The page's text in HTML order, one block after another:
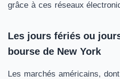
grâce à ces réseaux
Les jours fériés ou
bourse de New York
Les marchés américains,